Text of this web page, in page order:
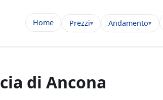
Home Prezzi Andamento
di Ancona